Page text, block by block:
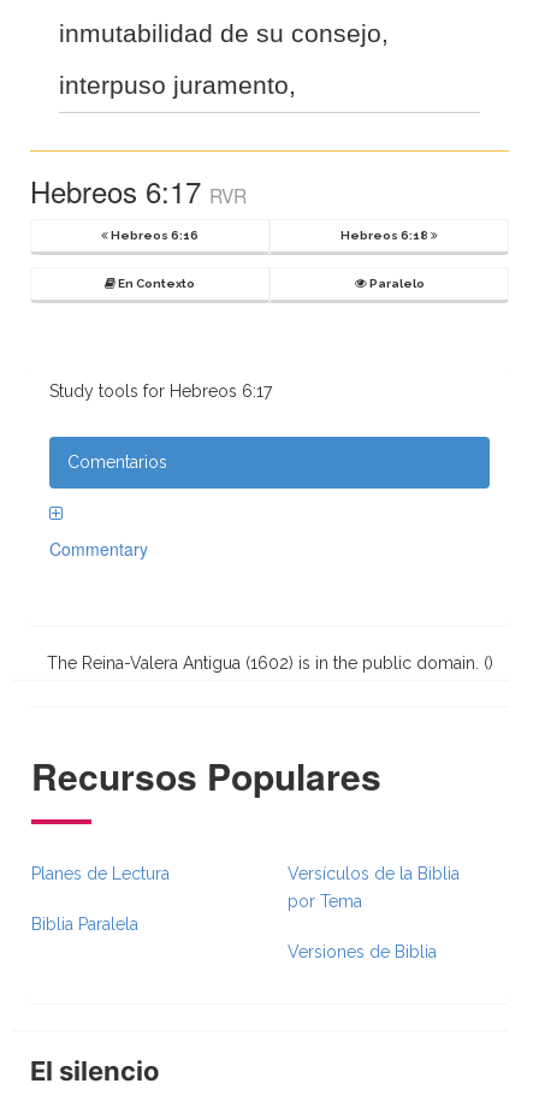
inmutabilidad de su consejo,
interpuso juramento,
Hebreos 6:17 RVR
Hebreos 6:16 Hebreos 6:18
En Contexto Paralelo
Study tools for Hebreos 6:17
Comentarios
Commentary
The Reina-Valera Antigua (1602) is in the public domain. ()
Recursos Populares
Planes de Lectura
Biblia Paralela
Versículos de la Biblia
por Tema
Versiones de Biblia
El silencio